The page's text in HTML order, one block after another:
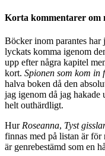
Korta kommentarer om
Böcker inom parantes har
lyckats komma igenom
upp efter några kapitel
kort. Spionen som kom in
halva boken då den
jag igenom då jag hakade
helt outhärdligt.
HurRoseanna, Tyst
finnas med på listan är för
är genrebestämd som en